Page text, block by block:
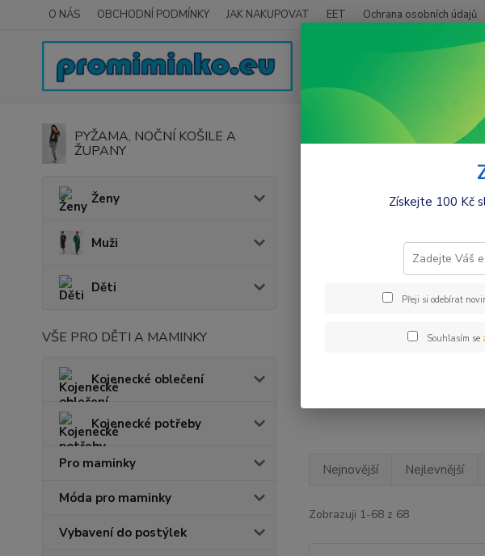
O NÁS OBCHODNÍ PODMÍNKY JAK NAKUPOVAT EET Ochrana osobních údajů
PYŽAMA, NOČNÍ KOŠILE A
ŽUPANY
Ženy
Muži
Děti
VŠE PRO DĚTI A MAMINKY
Kojenecké oblečení
Kojenecké potřeby
Pro maminky
Móda pro maminky
Vybavení do postýlek
Hračky a zábava
Dřevené hračky
Domečky pro panenky
Nejnovější Nejlevnější
Zobrazuji 1-68 z 68
Získejte 100 Kč
Přeji si odebírat
Souhlasím se